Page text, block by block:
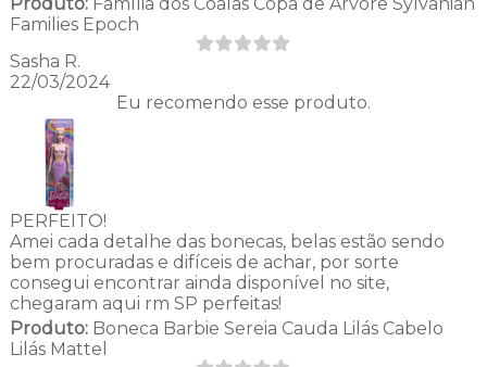
Families Epoch
Sasha R.
22/03/2024
Eu recomendo esse produto.
PERFEITO!
Amei cada detalhe das bonecas, belas estão sendo
bem procuradas e difíceis de achar, por sorte
consegui encontrar ainda disponível no site,
chegaram aqui rm SP perfeitas!
Produto:Boneca Barbie Sereia Cauda Lilás Cabelo
Lilás Mattel